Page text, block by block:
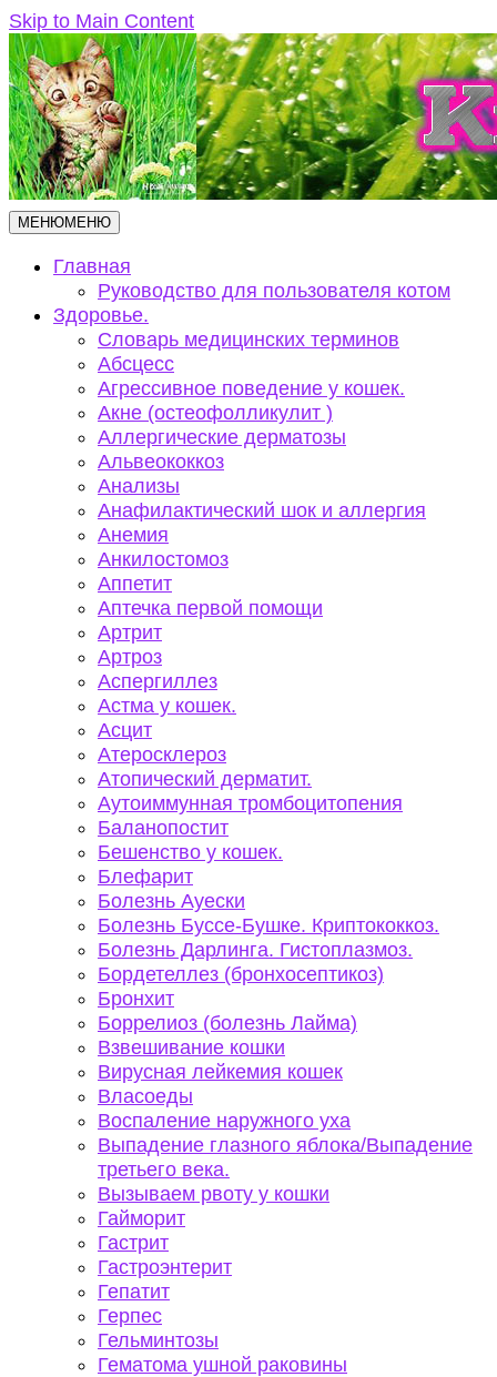
Skip to Main Content
МЕНЮМЕНЮ
Главная
Руководство для пользователя котом
Здоровье.
Словарь медицинских терминов
Абсцесс
Агрессивное поведение у кошек.
Акне (остеофолликулит )
Аллергические дерматозы
Альвеококкоз
Анализы
Анафилактический шок и аллергия
Анемия
Анкилостомоз
Аппетит
Аптечка первой помощи
Артрит
Артроз
Аспергиллез
Астма у кошек.
Асцит
Атеросклероз
Атопический дерматит.
Аутоиммунная тромбоцитопения
Баланопостит
Бешенство у кошек.
Блефарит
Болезнь Ауески
Болезнь Буссе-Бушке. Криптококкоз.
Болезнь Дарлинга. Гистоплазмоз.
Бордетеллез (бронхосептикоз)
Бронхит
Боррелиоз (болезнь Лайма)
Взвешивание кошки
Вирусная лейкемия кошек
Власоеды
Воспаление наружного уха
Выпадение глазного яблока/Выпадение
третьего века.
Вызываем рвоту у кошки
Гайморит
Гастрит
Гастроэнтерит
Гепатит
Герпес
Гельминтозы
Гематома ушной раковины